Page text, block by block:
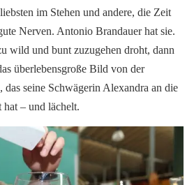
im Stehen und andere, die Zeit
Nerven. Antonio Brandauer hat sie.
wild und bunt zuzugehen droht, dann
überlebensgroße Bild von der
das seine Schwägerin Alexandra an die
– und lächelt.